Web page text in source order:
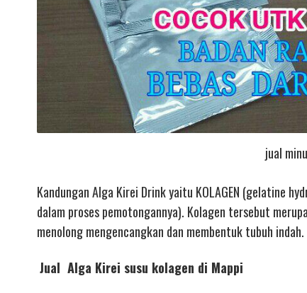
jual
Kandungan Alga Kirei Drink yaitu KOLAGEN (gelatine
dalam proses pemotongannya). Kolagen tersebut
menolong mengencangkan dan membentuk tubuh indah.
Jual Alga Kirei susu kolagen di Mappi